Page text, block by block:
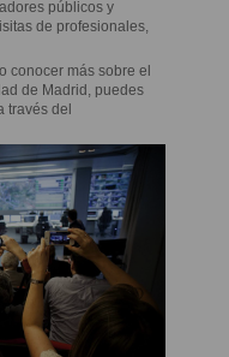
públicos y
de profesionales,
conocer más sobre el
de Madrid, puedes
través del